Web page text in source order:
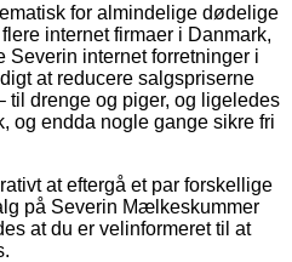
for almindelige dødelige
internet firmaer i Danmark,
Severin internet forretninger i
at reducere salgspriserne
til drenge og piger, og ligeledes
og endda nogle gange sikre fri
at eftergå et par forskellige
på Severin Mælkeskummer
at du er velinformeret til at